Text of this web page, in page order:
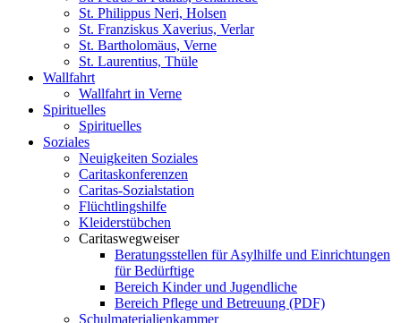
St. Philippus Neri, Holsen
St. Franziskus Xaverius, Verlar
St. Bartholomäus, Verne
St. Laurentius, Thüle
Wallfahrt
Wallfahrt in Verne
Spirituelles
Spirituelles
Soziales
Neuigkeiten Soziales
Caritaskonferenzen
Caritas-Sozialstation
Flüchtlingshilfe
Kleiderstübchen
Caritaswegweiser
Beratungsstellen für Asylhilfe und Einrichtungen
für Bedürftige
Bereich Kinder und Jugendliche
Bereich Pflege und Betreuung (PDF)
Schulmaterialienkammer